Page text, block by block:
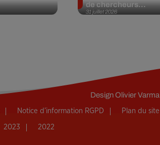
31 juillet 2026
de chercheurs...
DesignOlivier Varma
Notice d’information RGPD Plan du site
2023 2022